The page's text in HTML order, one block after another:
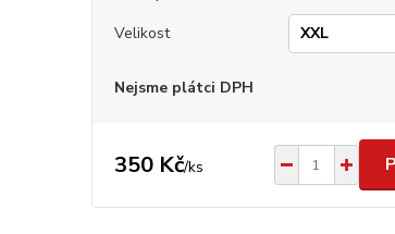
Velikost
Nejsme plátci DPH
350 Kč/ks